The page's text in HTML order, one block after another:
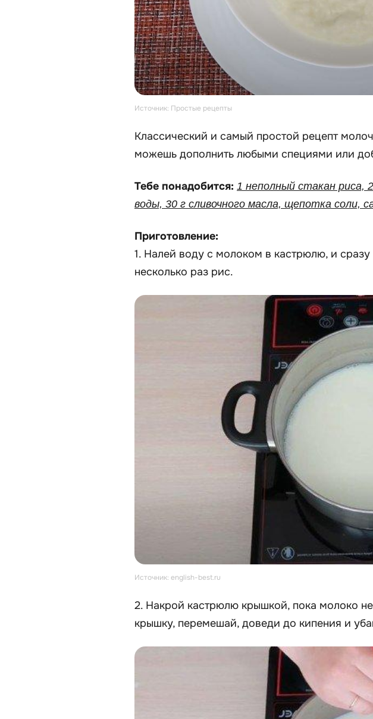
Источник: Простые рецепты
Классический и самый простой рецепт
можешь дополнить любыми специями или
Тебе понадобится: 1 неполный стакан риса,
воды, 30 г сливочного масла, щепотка соли,
Приготовление:
1. Налей воду с молоком в кастрюлю, и
несколько раз рис.
Источник: english-best.ru
2. Накрой кастрюлю крышкой, пока молоко
крышку, перемешай, доведи до кипения и